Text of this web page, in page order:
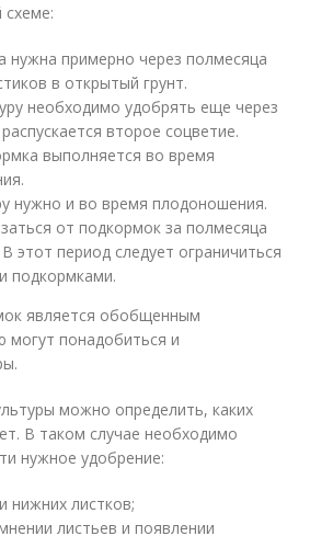
нужна примерно через полмесяца
в открытый грунт.
необходимо удобрять еще через
второе соцветие.
выполняется во время
нужно и во время плодоношения.
от подкормок за полмесяца
этот период следует ограничиться
подкормками.
является обобщенным
могут понадобиться и
можно определить, каких
В таком случае необходимо
нужное удобрение:
нижних листков;
листьев и появлении